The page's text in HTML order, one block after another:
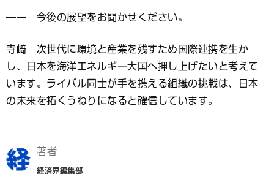
―― 今後の展望をお聞かせください。
寺﨑 次世代に環境と産業を残すため国際連携を生か
し、日本を海洋エネルギー大国へ押し上げたいと考えて
います。ライバル同士が手を携える組織の挑戦は、日本
の未来を拓くうねりになると確信しています。
著者
経済界編集部